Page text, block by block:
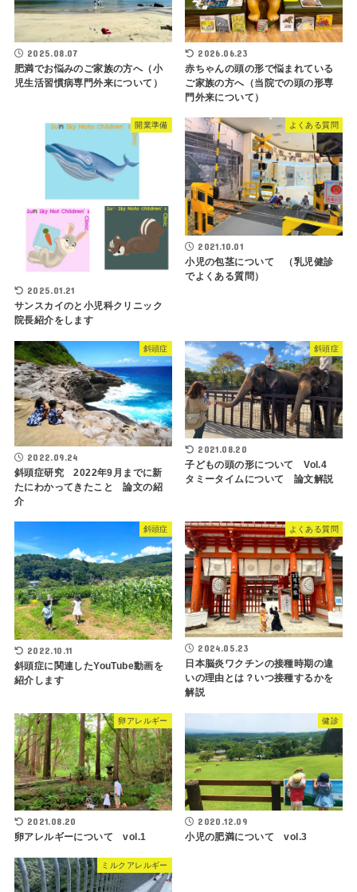
2025.08.07
肥満でお悩みのご家族の方へ（小
児生活習慣病専門外来について）
2026.06.23
赤ちゃんの頭の形で悩まれている
ご家族の方へ（当院での頭の形専
門外来について）
開業準備
2025.01.21
サンスカイのと小児科クリニック
院長紹介をします
よくある質問
2021.10.01
小児の包茎について （乳児健診
でよくある質問）
斜頭症
2022.09.24
斜頭症研究 2022年9月までに新
たにわかってきたこと 論文の紹
介
斜頭症
2021.08.20
子どもの頭の形について Vol.4
タミータイムについて 論文解説
斜頭症
2022.10.11
斜頭症に関連したYouTube動画を
紹介します
よくある質問
2024.05.23
日本脳炎ワクチンの接種時期の違
いの理由とは？いつ接種するかを
解説
卵アレルギー
2021.08.20
卵アレルギーについて vol.1
健診
2020.12.09
小児の肥満について vol.3
ミルクアレルギー